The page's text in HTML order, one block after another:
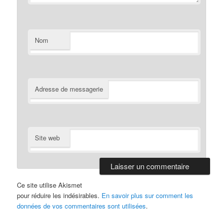
Nom
Adresse de messagerie
Site web
Ce site utilise Akismet
pour réduire les indésirables. En savoir plus sur comment les
données de vos commentaires sont utilisées.